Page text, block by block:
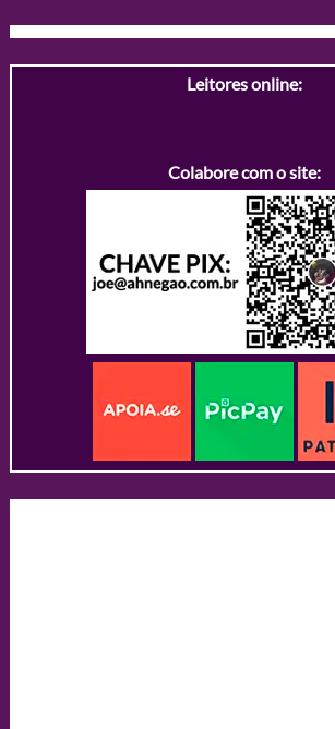
Leitores online:
Colabore com o site: